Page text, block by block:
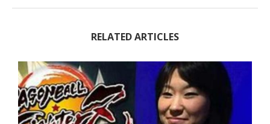
RELATED ARTICLES